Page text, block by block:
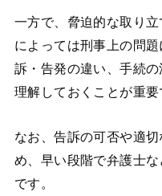
一方で、脅迫的な取り
によっては刑事上の問
訴・告発の違い、手続
理解しておくことが重要
なお、告訴の可否や適
め、早い段階で弁護士
です。